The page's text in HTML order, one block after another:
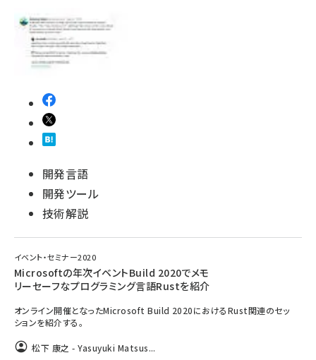
開発言語
開発ツール
技術解説
イベント・セミナー2020
Microsoftの年次イベントBuild 2020でメモ
リーセーフなプログラミング言語Rustを紹介
オンライン開催となったMicrosoft Build 2020におけるRust関連のセッ
ションを紹介する。
松下 康之 - Yasuyuki Matsus...